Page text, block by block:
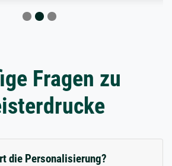
Fragen zu
die Personalisierung?